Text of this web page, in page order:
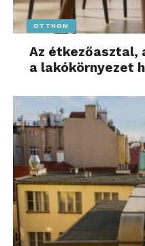
OTTHON
Az étkezőasztal,
a lakókörnyezet